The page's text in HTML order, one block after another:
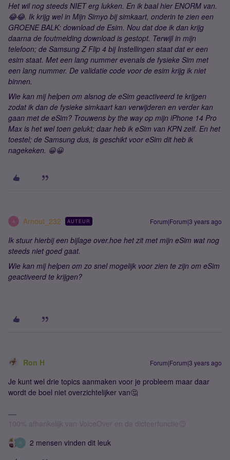
Het wil nog steeds NIET erg lukken. En ik baal hier ENORM van.
😂😂. Ik krijg wel in Mijn Simyo bij simkaart, onderin te zien een
GROENE BALK: download de Esim. Nou dat doe ik dan krijg
daarna de foutmelding download is gestopt. Terwijl in mijn
telefoon; de Samsung Z Flip 4 bij Instellingen staat dat er een
esim staat. Met een lang nummer evenals de fysieke Sim met
een lang nummer. De validatie code voor de esim krijg ik niet
binnen.
Wie kan mij helpen om alsnog de eSim geactiveerd te krijgen
zodat ik dan de fysieke simkaart kan verwijderen en verder kan
gaan met de eSim? Trouwens by the way op mijn iPhone 14 Pro
Max is het wel toen gelukt; daar heb ik eSim van KPN zelf. En het
toestel; de Samsung dus, is geschikt voor eSim dit heb ik
nagekeken. 😀😀
A Arnout_232 AUTEUR Forum|Forum|3 years ago
Ik stuur hierbij een bijlage over.hoe het zit met mijn eSim wat nog
steeds niet goed gaat.
Wie kan mij helpen om zo snel mogelijk voor zien te zijn om eSim
geactiveerd te krijgen?
Ron H Forum|Forum|3 years ago
Je kunt wel drie topics aanmaken voor je probleem maar daar
wordt de boel niet overzichtelijker van🤔
100% afhankelijk van VoiceOver en de dicteerfunctie😉
R 2 mensen vinden dit leuk